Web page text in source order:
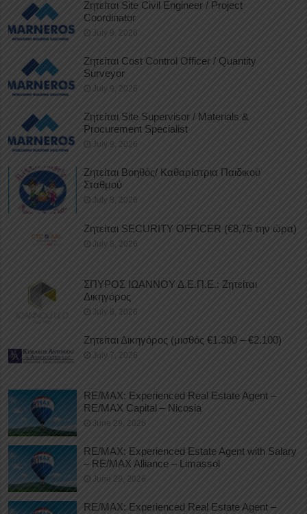
Ζητείται Site Civil Engineer / Project
Coordinator
July 9, 2026
Ζητείται Cost Control Officer / Quantity
Surveyor
July 9, 2026
Ζητείται Site Supervisor / Materials &
Procurement Specialist
July 9, 2026
Ζητείται Βοηθός/ Καθαρίστρια Παιδικού
Σταθμού
July 8, 2026
Ζητείται SECURITY OFFICER (€8,75 την ώρα)
July 8, 2026
ΣΠΥΡΟΣ ΙΩΑΝΝΟΥ Δ.Ε.Π.Ε.: Ζητείται
Δικηγόρος
July 8, 2026
Ζητείται Δικηγόρος (μισθός €1.300 – €2.100)
July 7, 2026
RE/MAX: Experienced Real Estate Agent –
RE/MAX Capital – Nicosia
June 29, 2026
RE/MAX: Experienced Estate Agent with Salary
– RE/MAX Alliance – Limassol
June 29, 2026
RE/MAX: Experienced Real Estate Agent –